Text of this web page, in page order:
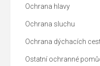
Ochrana hlavy
Ochrana sluchu
Ochrana dýchacích
Ostatní ochranné